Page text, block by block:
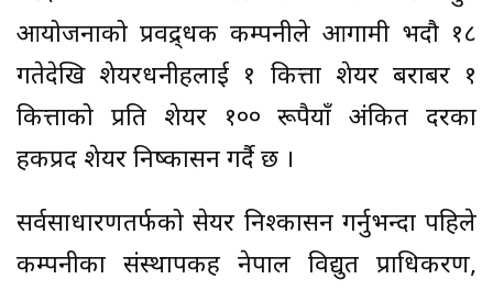
आयोजनाको प्रवद्र्धक कम्पनीले आगामी भदौ १८
गतेदेखि शेयरधनीहरुलाई १ कित्ता शेयर बराबर १
कित्ताको प्रति शेयर १०० रूपैयाँ अंकित दरका
हकप्रद शेयर निष्कासन गर्दै छ ।
सर्वसाधारणतर्फको सेयर निश्कासन गर्नुभन्दा पहिले
कम्पनीका संस्थापकहरु नेपाल विद्युत प्राधिकरण,